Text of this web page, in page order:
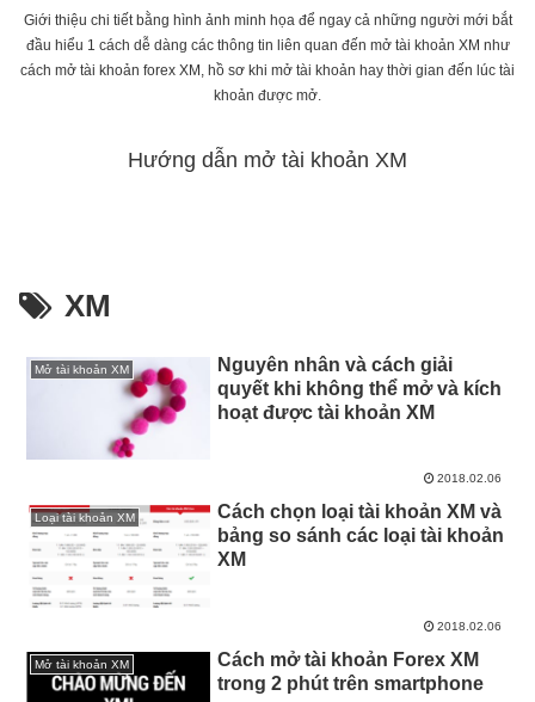
Giới thiệu chi tiết bằng hình ảnh minh họa để ngay cả những người mới bắt
đầu hiểu 1 cách dễ dàng các thông tin liên quan đến mở tài khoản XM như
cách mở tài khoản forex XM, hồ sơ khi mở tài khoản hay thời gian đến lúc tài
khoản được mở.
Hướng dẫn mở tài khoản XM
XM
Mở tài khoản XM
Nguyên nhân và cách giải
quyết khi không thể mở và kích
hoạt được tài khoản XM
2018.02.06
Loại tài khoản XM
Cách chọn loại tài khoản XM và
bảng so sánh các loại tài khoản
XM
2018.02.06
Mở tài khoản XM
Cách mở tài khoản Forex XM
trong 2 phút trên smartphone